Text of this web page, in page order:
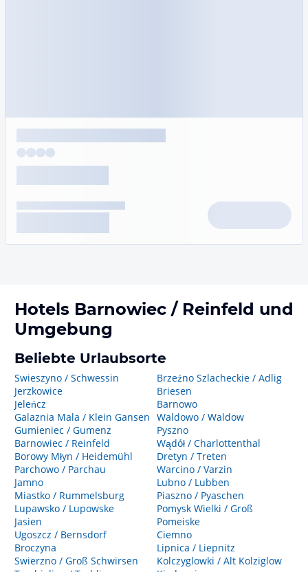
Hotels Barnowiec / Reinfeld und
Umgebung
Beliebte Urlaubsorte
Swieszyno / Schwessin
Jerzkowice
Jeleńcz
Galaznia Mala / Klein Gansen
Gumieniec / Gumenz
Barnowiec / Reinfeld
Borowy Młyn / Heidemühl
Parchowo / Parchau
Jamno
Miastko / Rummelsburg
Lupawsko / Lupowske
Jasien
Ugoszcz / Bernsdorf
Broczyna
Swierzno / Groß Schwirsen
Brzeźno Szlacheckie / Adlig
Briesen
Barnowo
Waldowo / Waldow
Pyszno
Wądół / Charlottenthal
Dretyn / Treten
Warcino / Varzin
Lubno / Lubben
Piaszno / Pyaschen
Pomysk Wielki / Groß
Pomeiske
Ciemno
Lipnica / Liepnitz
Kolczyglowki / Alt Kolziglow